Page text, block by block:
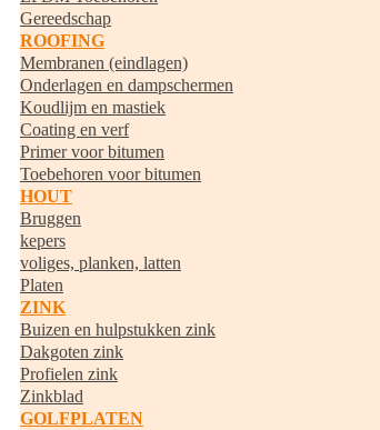
Gereedschap
ROOFING
Membranen (eindlagen)
Onderlagen en dampschermen
Koudlijm en mastiek
Coating en verf
Primer voor bitumen
Toebehoren voor bitumen
HOUT
Bruggen
kepers
voliges, planken, latten
Platen
ZINK
Buizen en hulpstukken zink
Dakgoten zink
Profielen zink
Zinkblad
GOLFPLATEN